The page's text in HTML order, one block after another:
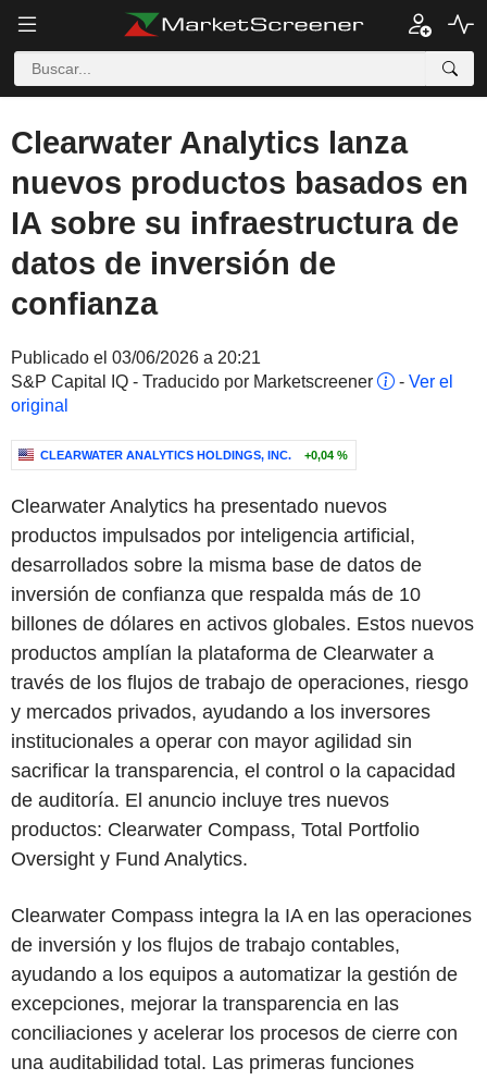
Clearwater Analytics lanza
nuevos productos basados en
IA sobre su infraestructura de
datos de inversión de
confianza
Publicado el 03/06/2026 a 20:21
S&P Capital IQ - Traducido por Marketscreener
- Ver el
original
CLEARWATER ANALYTICS HOLDINGS, INC. +0,04 %
Clearwater Analytics ha presentado nuevos
productos impulsados por inteligencia artificial,
desarrollados sobre la misma base de datos de
inversión de confianza que respalda más de 10
billones de dólares en activos globales. Estos nuevos
productos amplían la plataforma de Clearwater a
través de los flujos de trabajo de operaciones, riesgo
y mercados privados, ayudando a los inversores
institucionales a operar con mayor agilidad sin
sacrificar la transparencia, el control o la capacidad
de auditoría. El anuncio incluye tres nuevos
productos: Clearwater Compass, Total Portfolio
Oversight y Fund Analytics.
Clearwater Compass integra la IA en las operaciones
de inversión y los flujos de trabajo contables,
ayudando a los equipos a automatizar la gestión de
excepciones, mejorar la transparencia en las
conciliaciones y acelerar los procesos de cierre con
una auditabilidad total. Las primeras funciones